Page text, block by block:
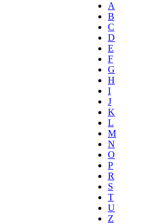
A
B
C
D
E
F
G
H
I
J
K
L
M
N
O
P
R
S
T
U
Z